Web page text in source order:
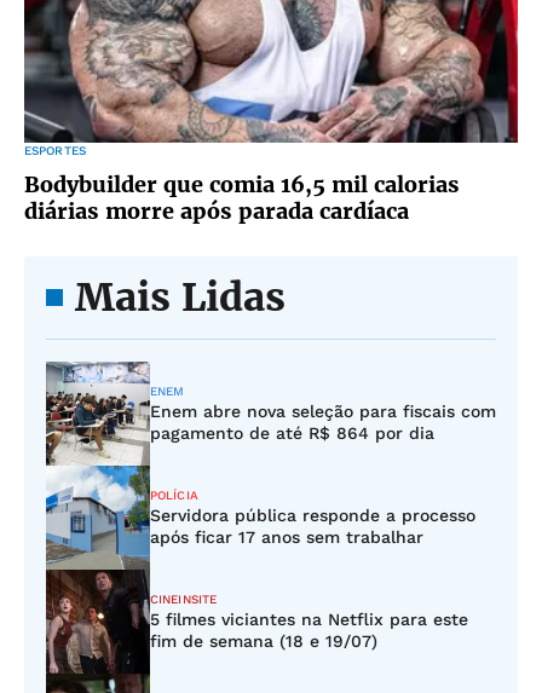
ESPORTES
Bodybuilder que comia 16,5 mil calorias
diárias morre após parada cardíaca
Mais Lidas
ENEM
Enem abre nova seleção para fiscais com
pagamento de até R$ 864 por dia
POLÍCIA
Servidora pública responde a processo
após ficar 17 anos sem trabalhar
CINEINSITE
5 filmes viciantes na Netflix para este
fim de semana (18 e 19/07)